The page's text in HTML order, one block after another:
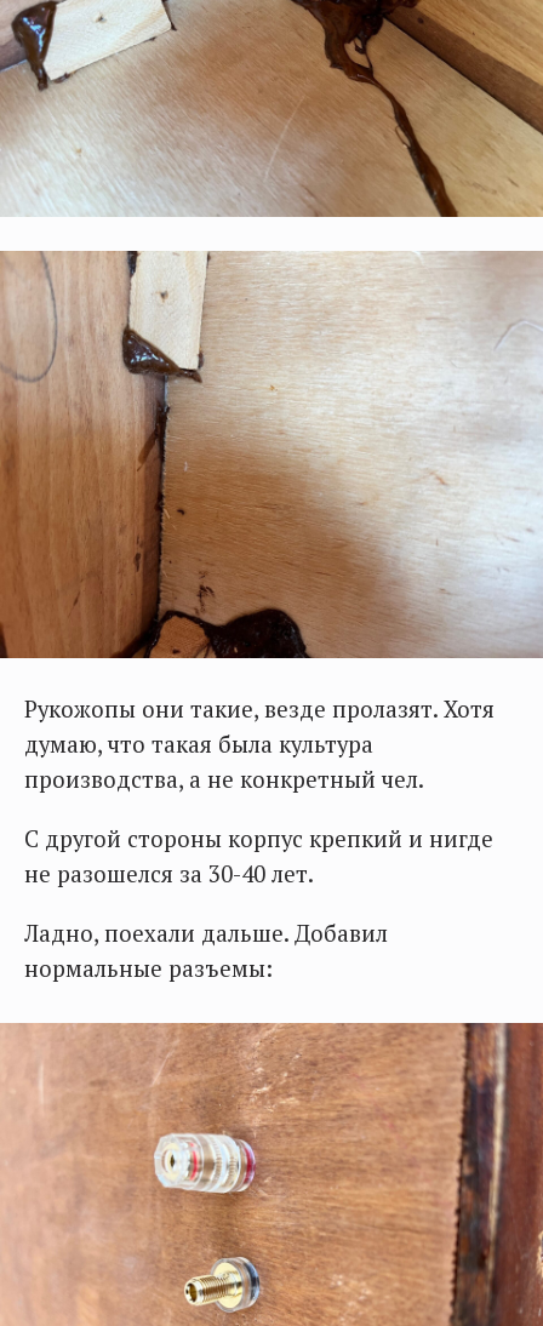
Рукожопы они такие, везде пролазят. Хотя
думаю, что такая была культура
производства, а не конкретный чел.
С другой стороны корпус крепкий и нигде
не разошелся за 30-40 лет.
Ладно, поехали дальше. Добавил
нормальные разъемы: